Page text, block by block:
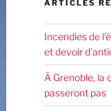
ARTICLES
Incendies de
et devoir
À Grenoble, la
passeront pas